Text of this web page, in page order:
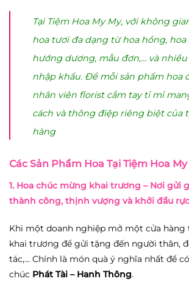
Tại Tiệm Hoa My My, với không
hoa tươi đa dạng từ hoa hồng, hoa
hướng dương, mẫu đơn,… và
nhập khẩu. Để mỗi sản phẩm hoa
nhân viên florist cắm tay tỉ mỉ
cách và thông điệp riêng biệt của
hàng
Các Sản Phẩm Hoa Tại Tiệm Hoa
1. Hoa chúc mừng khai trương – Nơi gửi
thành công, thịnh vượng và khởi đầu
Khi một doanh nghiệp mở một cửa hàng
khai trương để gửi tặng đến người thân,
tác,… Chính là món quà ý nghĩa nhất để
chúc Phát Tài – Hanh Thông.